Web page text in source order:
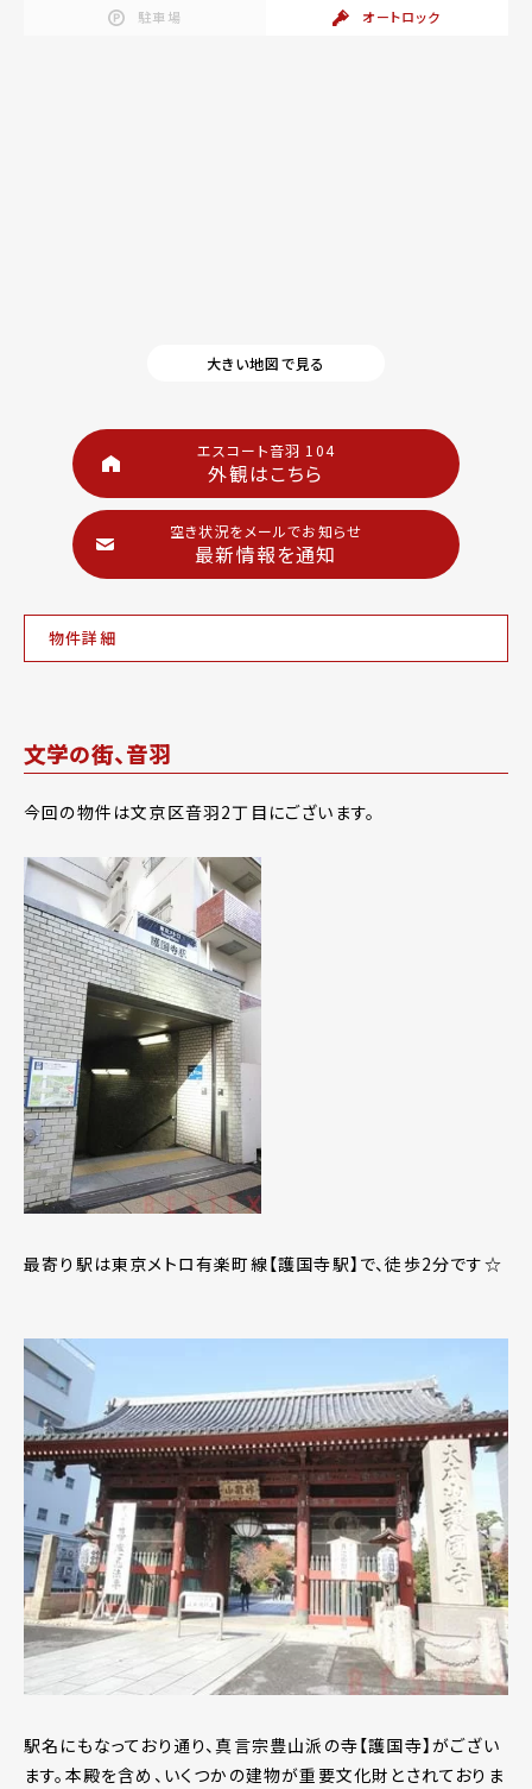
駐車場
オートロック
大きい地図で見る
エスコート音羽 104
外観はこちら
空き状況をメールでお知らせ
最新情報を通知
物件詳細
文学の街、音羽
今回の物件は文京区音羽2丁目にございます。
最寄り駅は東京メトロ有楽町線【護国寺駅】で、徒歩2分です☆
駅名にもなっており通り、真言宗豊山派の寺【護国寺】がござい
ます。本殿を含め、いくつかの建物が重要文化財とされておりま